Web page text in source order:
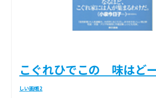
こぐれひでこの 味はど
しい画帳2